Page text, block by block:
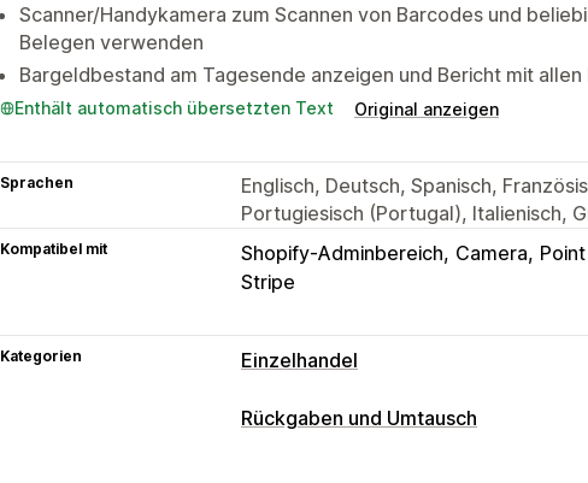
Scanner/Handykamera zum Scannen von Barcodes und
Belegen verwenden
Bargeldbestand am Tagesende anzeigen und Bericht mit
Enthält automatisch übersetzten Text Original anzeigen
Sprachen
Englisch, Deutsch, Spanisch,
Portugiesisch (Portugal), Italienisch,
Kompatibel mit Shopify-Adminbereich Camera
Stripe
Kategorien Einzelhandel
POS
Rückgaben und Umtausch